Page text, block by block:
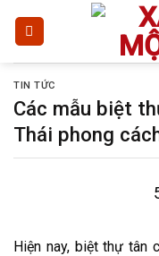
dungTIN TỨC
Các mẫu biệt
Thái phong
Hiện nay, biệt thự tân